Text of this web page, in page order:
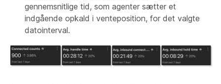
gennemsnitlige tid, som agenter sætter et
indgående opkald i venteposition, for det valgte
datointerval.